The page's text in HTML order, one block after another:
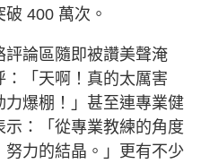
400 萬次。
論區隨即被讚美聲淹
「天啊！真的太厲害
爆棚！」甚至連專業健
：「從專業教練的角度
力的結晶。」更有不少